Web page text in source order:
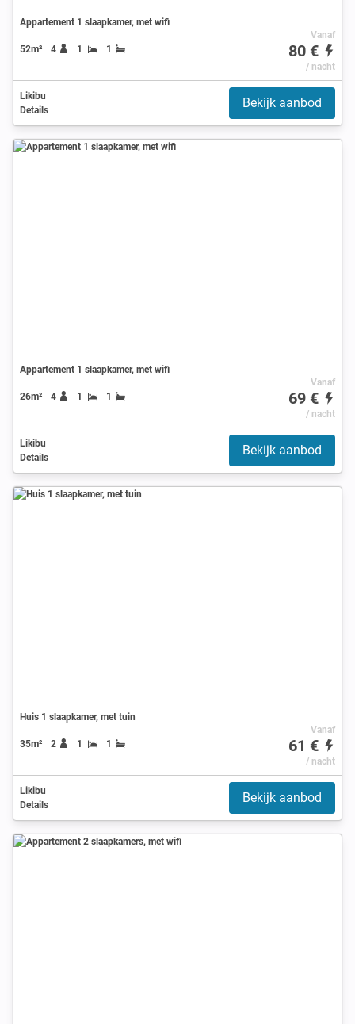
Appartement 1 slaapkamer, met wifi
52m² 4 1 1
Vanaf
80 €
/ nacht
Likibu
Details
Bekijk aanbod
Appartement 1 slaapkamer, met wifi
26m² 4 1 1
Vanaf
69 €
/ nacht
Likibu
Details
Bekijk aanbod
Huis 1 slaapkamer, met tuin
35m² 2 1 1
Vanaf
61 €
/ nacht
Likibu
Details
Bekijk aanbod